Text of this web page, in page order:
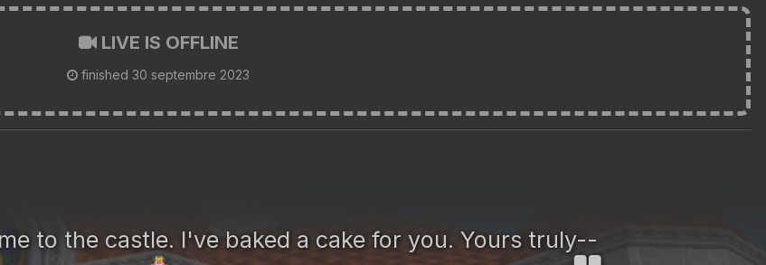
LIVE IS OFFLINE
finished 30 septembre 2023
to the castle. I've baked a cake for you. Yours truly--